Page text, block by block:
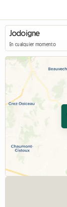
En cualquier momento